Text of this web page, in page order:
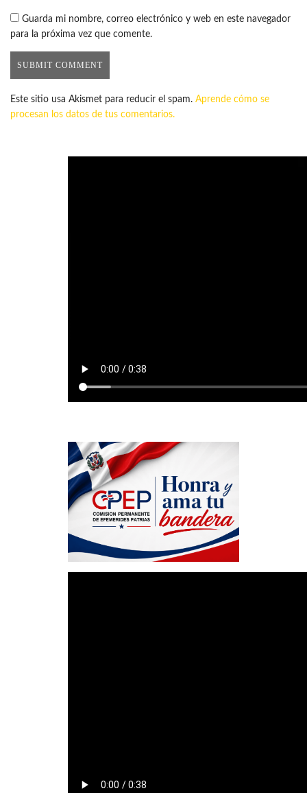
Guarda mi nombre, correo electrónico y web en este navegador
para la próxima vez que comente.
Este sitio usa Akismet para reducir el spam. Aprende cómo se
procesan los datos de tus comentarios.